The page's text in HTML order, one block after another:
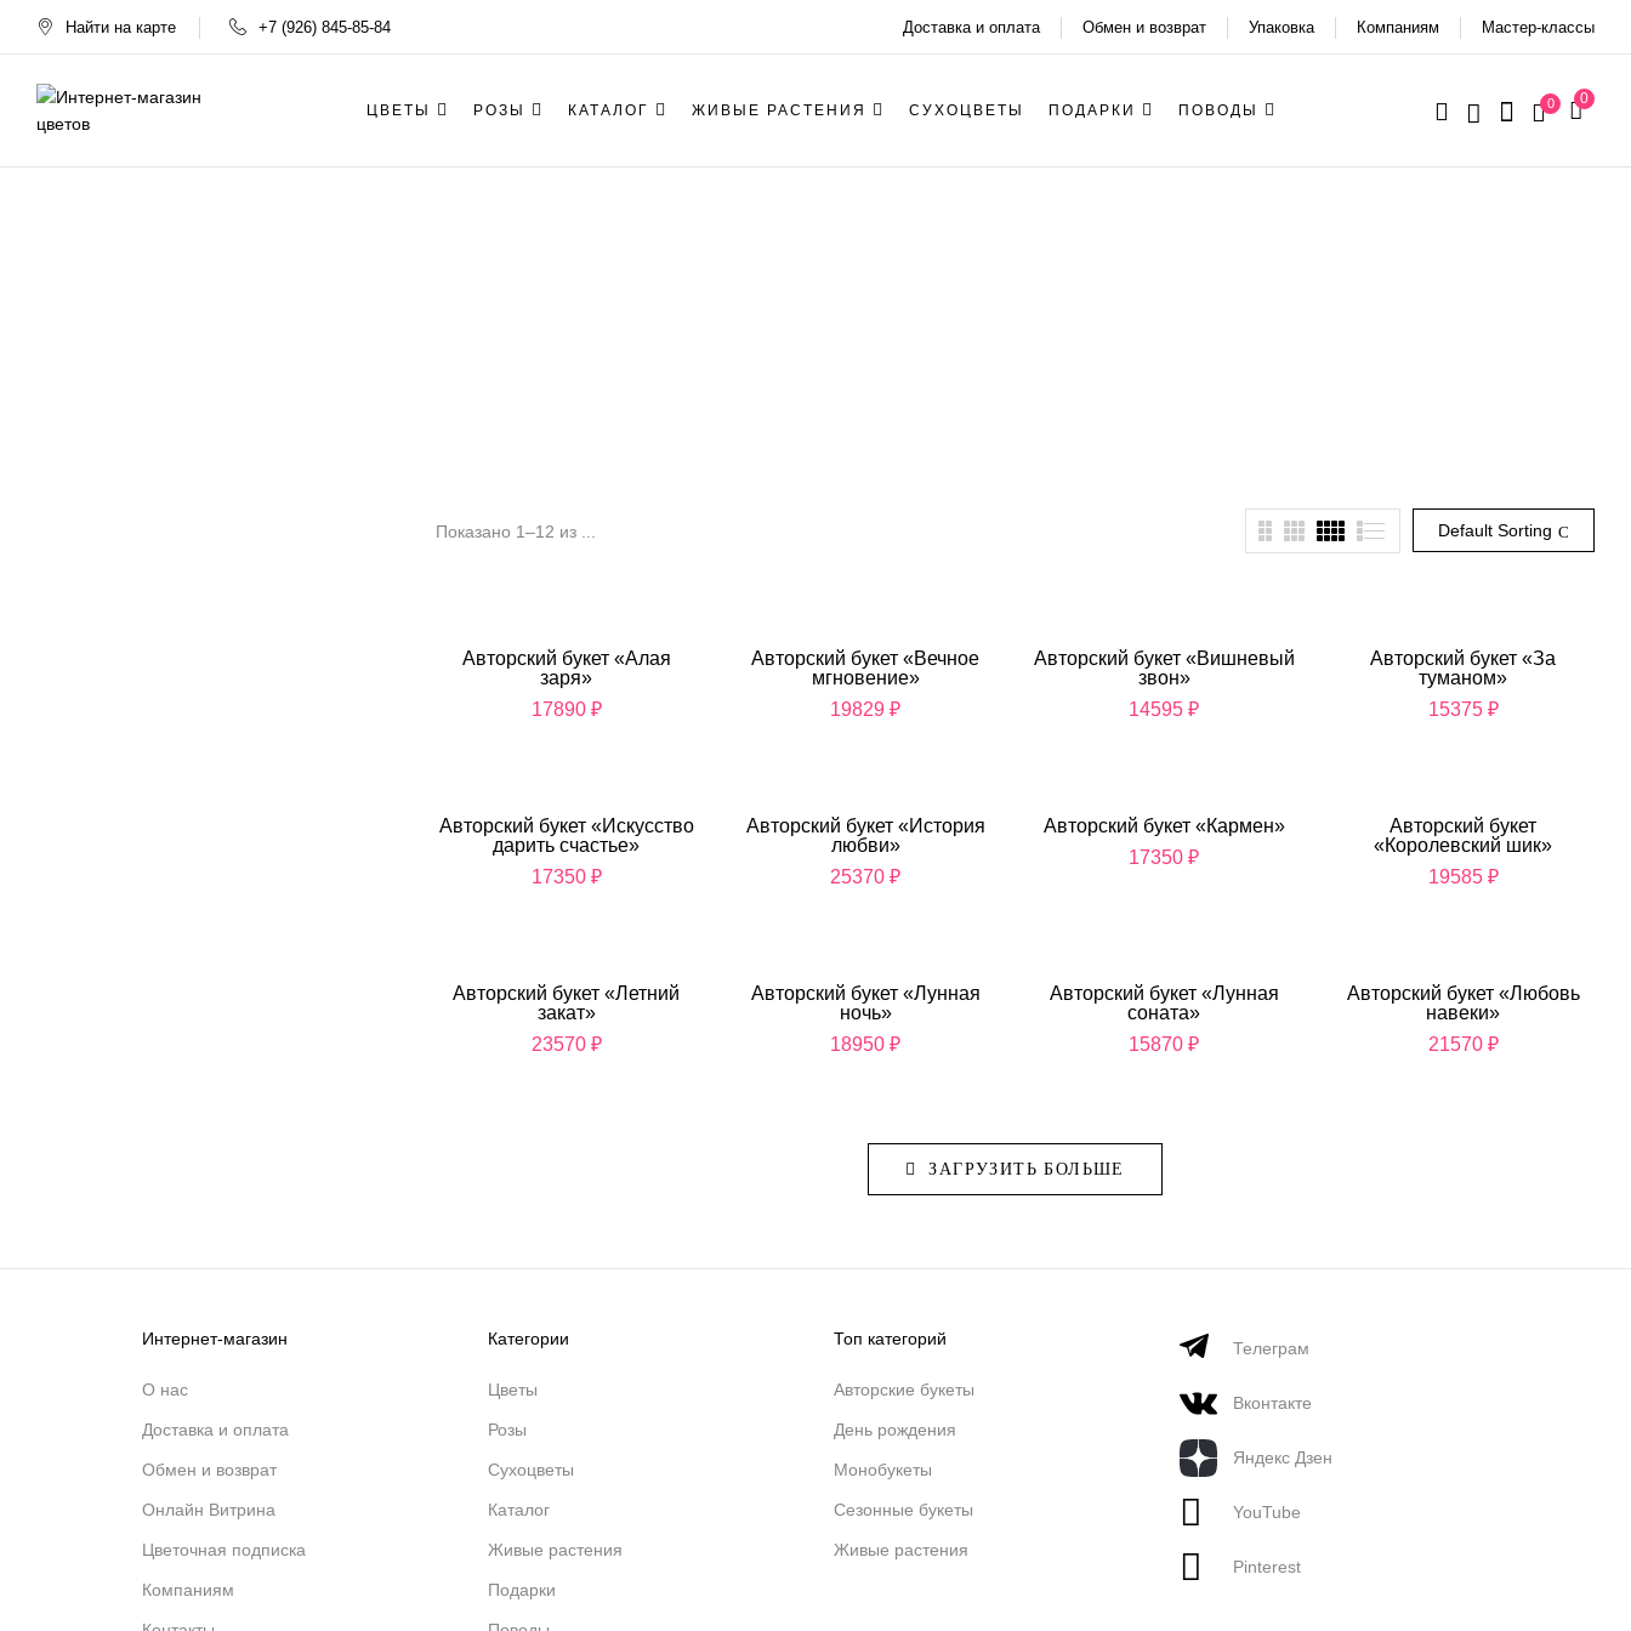
Найти на карте +7 (926) 845-85-84 Доставка и оплата Обмен и возврат Упаковка Компаниям Мастер-классы
ЦВЕТЫ РОЗЫ КАТАЛОГ ЖИВЫЕ РАСТЕНИЯ СУХОЦВЕТЫ ПОДАРКИ ПОВОДЫ 0 0
Default Sorting
Показано 1–12 из ...
Авторский букет «Алая
заря»
17890 ₽
Авторский букет «Вечное
мгновение»
19829₽
Авторский букет «Вишневый
звон»
14595₽
Авторский букет «За
туманом»
15375 ₽
Авторский букет «Искусство
дарить счастье»
17350 ₽
Авторский букет «История
любви»
25370₽
Авторский букет «Кармен»
17350₽
Авторский букет
«Королевский шик»
19585 ₽
Авторский букет «Летний
закат»
23570 ₽
Авторский букет «Лунная
ночь»
18950₽
Авторский букет «Лунная
соната»
15870₽
Авторский букет «Любовь
навеки»
21570 ₽
ЗАГРУЗИТЬ БОЛЬШЕ
Интернет-магазин
О нас
Доставка и оплата
Обмен и возврат
Онлайн Витрина
Цветочная подписка
Компаниям
Категории
Цветы
Розы
Сухоцветы
Каталог
Живые растения
Подарки
Топ категорий
Авторские букеты
День рождения
Монобукеты
Сезонные букеты
Живые растения
Телеграм
Вконтакте
Яндекс Дзен
YouTube
Pinterest